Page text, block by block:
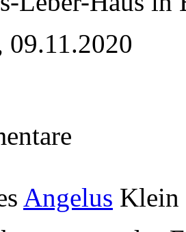
09.11.2020
Angelus Klein